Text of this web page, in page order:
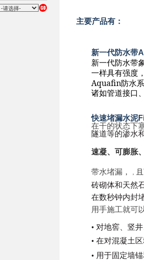
主要产品有：
新一代防水带
新一代防水带
一样具有强度
Aquafin防水
诸如管道接口
快速堵漏水泥
在干的状态下
隧道等的渗水
速凝、可膨胀
带水堵漏， ，
砖砌体和天然
在数秒钟内封
用手施工就可以
• 对地窖、竖
• 在对混凝土
• 用于固定墙